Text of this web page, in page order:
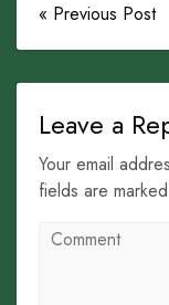
« Previous Post
Leave a
Your email
fields are